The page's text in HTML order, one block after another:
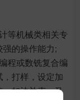
等机械类相关专
的操作能力;
程或数铣复合编
打样，设定加
，如法兰克、马